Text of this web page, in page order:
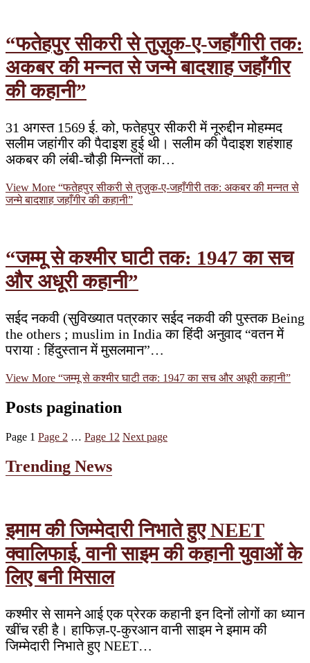
“फतेहपुर सीकरी से तुज़ुक-ए-जहाँगीरी तक:
अकबर की मन्नत से जन्मे बादशाह जहाँगीर
की कहानी”
31 अगस्त 1569 ई. को, फतेहपुर सीकरी में नूरुद्दीन मोहम्मद
सलीम जहांगीर की पैदाइश हुई थी। सलीम की पैदाइश शहंशाह
अकबर की लंबी-चौड़ी मिन्नतों का…
View More “फतेहपुर सीकरी से तुज़ुक-ए-जहाँगीरी तक: अकबर की मन्नत से
जन्मे बादशाह जहाँगीर की कहानी”
“जम्मू से कश्मीर घाटी तक: 1947 का सच
और अधूरी कहानी”
सईद नकवी (सुविख्यात पत्रकार सईद नकवी की पुस्तक Being
the others ; muslim in India का हिंदी अनुवाद “वतन में
पराया : हिंदुस्तान में मुसलमान”…
View More “जम्मू से कश्मीर घाटी तक: 1947 का सच और अधूरी कहानी”
Posts pagination
Page 1 Page 2 … Page 12 Next page
Trending News
इमाम की जिम्मेदारी निभाते हुए NEET
क्वालिफाई, वानी साइम की कहानी युवाओं के
लिए बनी मिसाल
कश्मीर से सामने आई एक प्रेरक कहानी इन दिनों लोगों का ध्यान
खींच रही है। हाफिज़-ए-कुरआन वानी साइम ने इमाम की
जिम्मेदारी निभाते हुए NEET…